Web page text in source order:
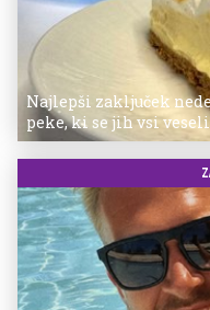
Najlepši zaključek
peke, ki se jih vsi